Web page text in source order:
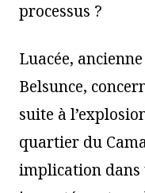
processus ?
Luacée,
Belsunce,
suite à
quartier du
implication dans